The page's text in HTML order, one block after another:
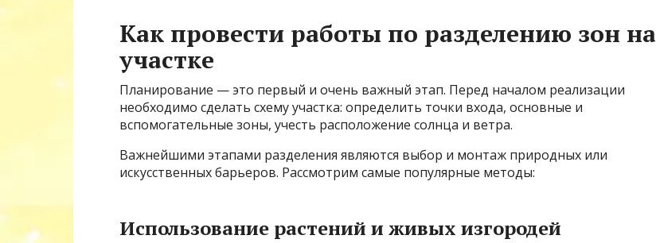
Как провести работы по разделению зон на
участке
Планирование — это первый и очень важный этап. Перед началом реализации
необходимо сделать схему участка: определить точки входа, основные и
вспомогательные зоны, учесть расположение солнца и ветра.
Важнейшими этапами разделения являются выбор и монтаж природных или
искусственных барьеров. Рассмотрим самые популярные методы:
Использование растений и живых изгородей